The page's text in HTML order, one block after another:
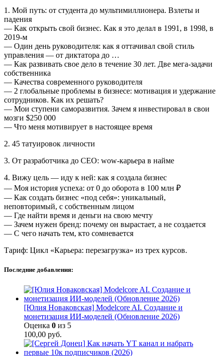
1. Мой путь: от студента до мультимиллионера. Взлеты и
падения
— Как открыть свой бизнес. Как я это делал в 1991, в 1998, в
2019-м
— Один день руководителя: как я оттачивал свой стиль
управления — от диктатора до …
— Как развивать свое дело в течение 30 лет. Две мега-задачи
собственника
— Качества современного руководителя
— 2 глобальные проблемы в бизнесе: мотивация и удержание
сотрудников. Как их решать?
— Мои ступени саморазвития. Зачем я инвестировал в свои
мозги $250 000
— Что меня мотивирует в настоящее время
2. 45 татуировок личности
3. От разработчика до СЕО: wow-карьера в найме
4. Вижу цель — иду к ней: как я создала бизнес
— Моя история успеха: от 0 до оборота в 100 млн ₽
— Как создать бизнес «под себя»: уникальный,
неповторимый, с собственным лицом
— Где найти время и деньги на свою мечту
— Зачем нужен бренд: почему он вырастает, а не создается
— С чего начать тем, кто сомневается
Тариф: Цикл «Карьера: перезагрузка» из трех курсов.
Последние добавления:
[Юлия Новаковская] Modelcore AI. Создание и
монетизация ИИ-моделей (Обновление 2026)
Оценка 0 из 5
100,00 руб.